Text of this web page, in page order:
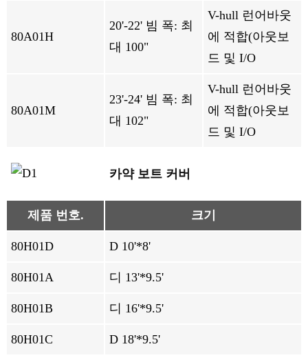
80A01H
20'-22' 빔 폭: 최
대 100"
V-hull 런어바웃
에 적합(아웃보
드 및 I/O
80A01M
23'-24' 빔 폭: 최
대 102"
V-hull 런어바웃
에 적합(아웃보
드 및 I/O
카약 보트 커버
제품 번호. 크기
80H01D D 10'*8'
80H01A 디 13'*9.5'
80H01B 디 16'*9.5'
80H01C D 18'*9.5'